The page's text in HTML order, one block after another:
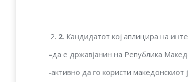
2. Кандидатот кој аплицира на
–да е државјанин на Република
-активно да го користи македонскиот